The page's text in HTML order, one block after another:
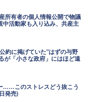
所有者の個人情報公開で物議
活動家も入り込み、共産主
約に掲げていた"はずの与野
が「小さな政府」にはほど遠
……このストレスどう抜こう
発売)